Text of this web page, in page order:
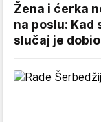
Žena i ćerka
na poslu: Kad
slučaj je